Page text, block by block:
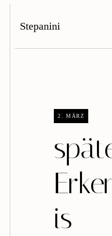
Stepanini
2. MÄRZ
is